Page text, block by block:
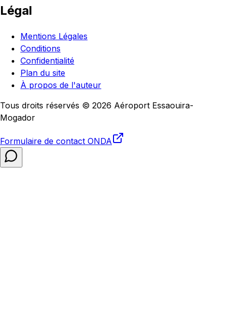
Légal
Mentions Légales
Conditions
Confidentialité
Plan du site
À propos de l'auteur
Tous droits réservés © 2026 Aéroport Essaouira-
Mogador
Formulaire de contact ONDA